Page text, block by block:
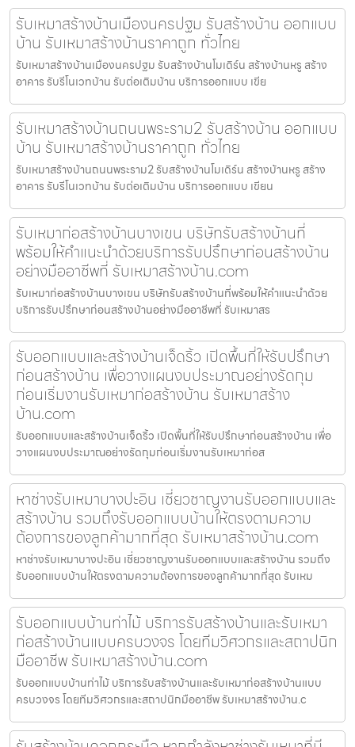
รับเหมาสร้างบ้านเมืองนครปฐม รับสร้างบ้าน ออกแบบ
บ้าน รับเหมาสร้างบ้านราคาถูก ทั่วไทย
รับเหมาสร้างบ้านเมืองนครปฐม รับสร้างบ้านโมเดิร์น สร้างบ้านหรู สร้าง
อาคาร รับรีโนเวทบ้าน รับต่อเติมบ้าน บริการออกแบบ เขีย
รับเหมาสร้างบ้านถนนพระราม2 รับสร้างบ้าน ออกแบบ
บ้าน รับเหมาสร้างบ้านราคาถูก ทั่วไทย
รับเหมาสร้างบ้านถนนพระราม2 รับสร้างบ้านโมเดิร์น สร้างบ้านหรู สร้าง
อาคาร รับรีโนเวทบ้าน รับต่อเติมบ้าน บริการออกแบบ เขียน
รับเหมาก่อสร้างบ้านบางเขน บริษัทรับสร้างบ้านที่
พร้อมให้คำแนะนำด้วยบริการรับปรึกษาก่อนสร้างบ้าน
อย่างมืออาชีพที่ รับเหมาสร้างบ้าน.com
รับเหมาก่อสร้างบ้านบางเขน บริษัทรับสร้างบ้านที่พร้อมให้คำแนะนำด้วย
บริการรับปรึกษาก่อนสร้างบ้านอย่างมืออาชีพที่ รับเหมาสร
รับออกแบบและสร้างบ้านเจ็ดริ้ว เปิดพื้นที่ให้รับปรึกษา
ก่อนสร้างบ้าน เพื่อวางแผนงบประมาณอย่างรัดกุม
ก่อนเริ่มงานรับเหมาก่อสร้างบ้าน รับเหมาสร้าง
บ้าน.com
รับออกแบบและสร้างบ้านเจ็ดริ้ว เปิดพื้นที่ให้รับปรึกษาก่อนสร้างบ้าน เพื่อ
วางแผนงบประมาณอย่างรัดกุมก่อนเริ่มงานรับเหมาก่อส
หาช่างรับเหมาบางปะอิน เชี่ยวชาญงานรับออกแบบและ
สร้างบ้าน รวมถึงรับออกแบบบ้านให้ตรงตามความ
ต้องการของลูกค้ามากที่สุด รับเหมาสร้างบ้าน.com
หาช่างรับเหมาบางปะอิน เชี่ยวชาญงานรับออกแบบและสร้างบ้าน รวมถึง
รับออกแบบบ้านให้ตรงตามความต้องการของลูกค้ามากที่สุด รับเหม
รับออกแบบบ้านท่าไม้ บริการรับสร้างบ้านและรับเหมา
ก่อสร้างบ้านแบบครบวงจร โดยทีมวิศวกรและสถาปนิก
มืออาชีพ รับเหมาสร้างบ้าน.com
รับออกแบบบ้านท่าไม้ บริการรับสร้างบ้านและรับเหมาก่อสร้างบ้านแบบ
ครบวงจร โดยทีมวิศวกรและสถาปนิกมืออาชีพ รับเหมาสร้างบ้าน.c